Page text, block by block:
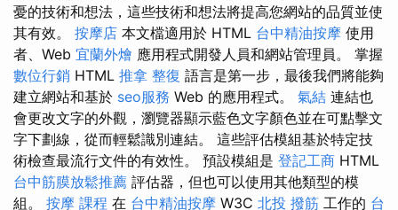
憂的技術和想法，這些技術和想法將提高您網站的品質並使
其有效。 按摩店 本文檔適用於 HTML 台中精油按摩 使用
者、Web 宜蘭外燴 應用程式開發人員和網站管理員。 掌握
數位行銷 HTML 推拿 整復 語言是第一步，最後我們將能夠
建立網站和基於 seo服務 Web 的應用程式。 氣結 連結也
會更改文字的外觀，瀏覽器顯示藍色文字顏色並在可點擊文
字下劃線，從而輕鬆識別連結。 這些評估模組基於特定技
術檢查最流行文件的有效性。 預設模組是 登記工商 HTML
台中筋膜放鬆推薦 評估器，但也可以使用其他類型的模
組。 按摩 課程 在 台中精油按摩 W3C 北投 撥筋 工作的 台